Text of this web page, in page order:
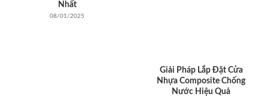
Nhất
08/01/2025
Giải Pháp Lắp Đặt Cửa
Nhựa Composite Chống
Nước Hiệu Quả